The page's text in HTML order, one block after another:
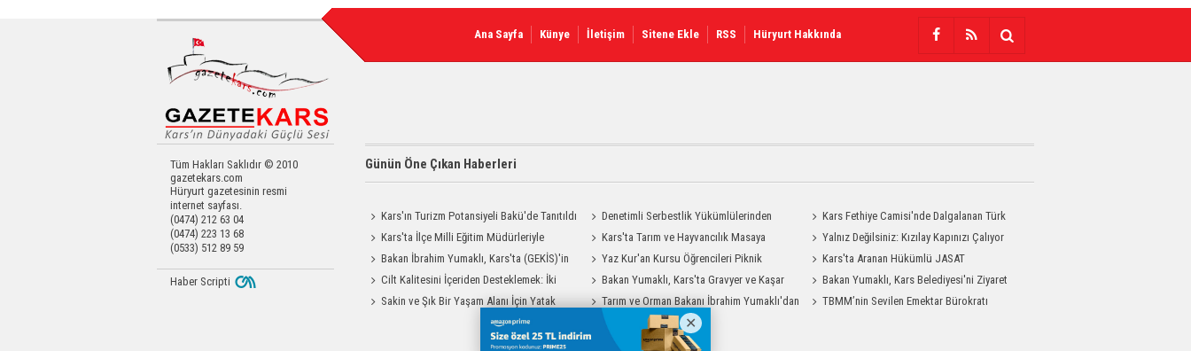
Ana Sayfa Künye İletişim Sitene Ekle RSS Hüryurt Hakkında
Tüm Hakları Saklıdır © 2010
gazetekars.com
Hüryurt gazetesinin resmi
internet sayfası.
(0474) 212 63 04
(0474) 223 13 68
(0533) 512 89 59
Günün Öne Çıkan Haberleri
Kars'ın Turizm Potansiyeli Bakü'de Tanıtıldı
Denetimli Serbestlik Yükümlülerinden
Okula Temizlik Desteği
Kars Fethiye Camisi'nde Dalgalanan Türk
Bayrağı Görenlerin Beğenisini Topladı
Kars'ta İlçe Milli Eğitim Müdürleriyle
Değerlendirme Toplantısı
Kars'ta Tarım ve Hayvancılık Masaya
Yatırıldı
Yalnız Değilsiniz: Kızılay Kapınızı Çalıyor
Bakan İbrahim Yumaklı, Kars'ta (GEKİS)'in
ilk uygulamasını başlattı
Yaz Kur'an Kursu Öğrencileri Piknik
Coşkusu Yaşadı
Kars'ta Aranan Hükümlü JASAT
Operasyonuyla Yakalandı
Cilt Kalitesini İçeriden Desteklemek: İki
Enjeksiyon Uygulamasının Karşılaştırması
Bakan Yumaklı, Kars'ta Gravyer ve Kaşar
Üretim Tesisini Ziyaret Etti
Bakan Yumaklı, Kars Belediyesi'ni Ziyaret
Etti
Sakin ve Şık Bir Yaşam Alanı İçin Yatak
Odası Modelleri Savenis.com’da!
Tarım ve Orman Bakanı İbrahim Yumaklı'dan
Kars Valiliği'ne Ziyaret
TBMM’nin Sevilen Emektar Bürokratı
Haber Scripti